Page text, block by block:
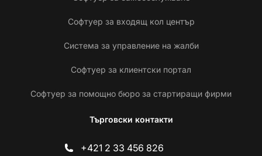
Софтуер за входящ кол център
Система за управление на жалби
Софтуер за клиентски портал
Софтуер за помощно бюро за стартиращи фирми
Търговски контакти
+421 2 33 456 826